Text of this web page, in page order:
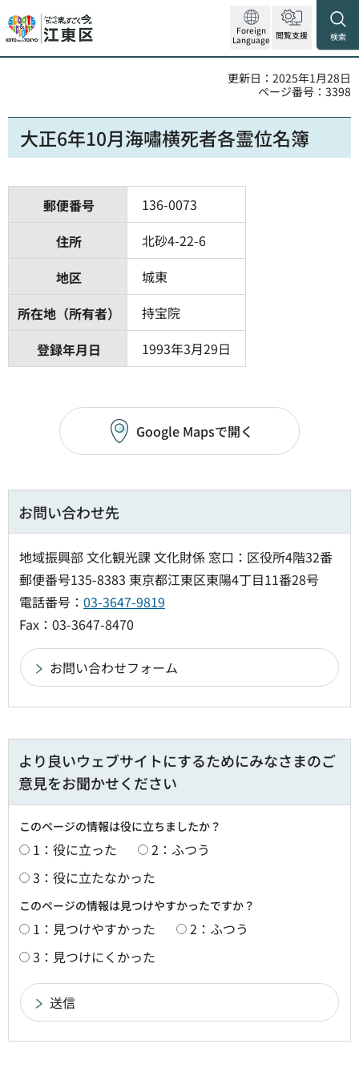
Foreign
Language 閲覧支援 検索
更新日：2025年1月28日
ページ番号：3398
大正6年10月海嘯横死者各霊位名簿
郵便番号
136-0073
住所
北砂4-22-6
地区
城東
所在地（所有者）
持宝院
登録年月日
1993年3月29日
Google Mapsで開く
お問い合わせ先
地域振興部 文化観光課 文化財係 窓口：区役所4階32番
郵便番号135-8383 東京都江東区東陽4丁目11番28号
電話番号： 03-3647-9819
Fax：03-3647-8470
より良いウェブサイトにするためにみなさまのご
意見をお聞かせください
このページの情報は役に立ちましたか？
1：役に立った
2：ふつう
3：役に立たなかった
このページの情報は見つけやすかったですか？
1：見つけやすかった
2：ふつう
3：見つけにくかった